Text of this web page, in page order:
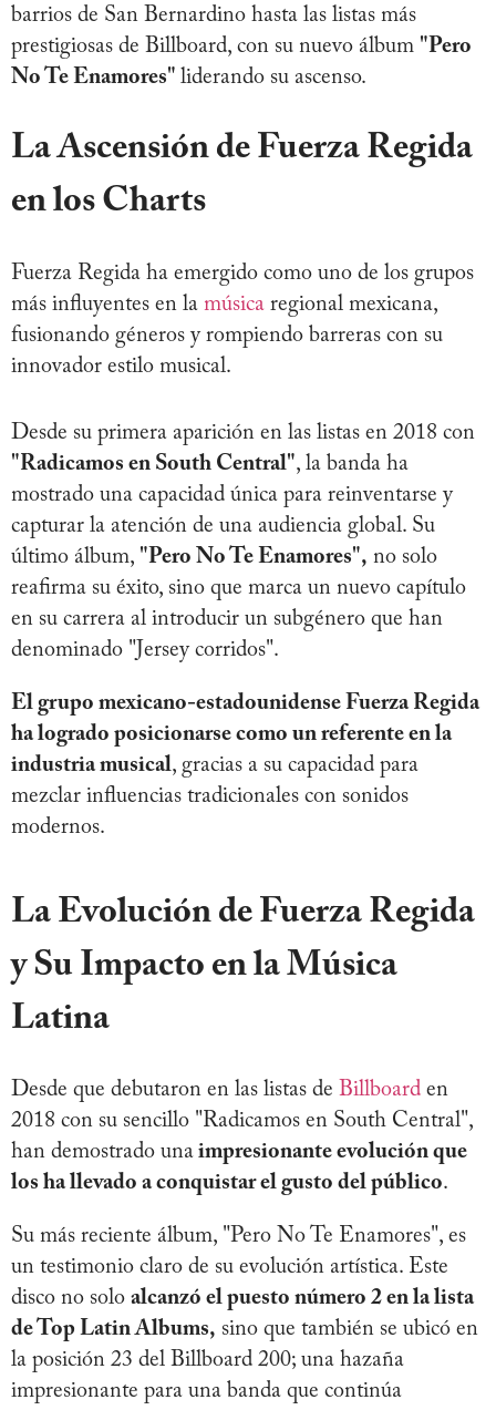
barrios de San Bernardino hasta las listas más
prestigiosas de Billboard, con su nuevo álbum "Pero
No Te Enamores" liderando su ascenso.
La Ascensión de Fuerza Regida
en los Charts
Fuerza Regida ha emergido como uno de los grupos
más influyentes en la música regional mexicana,
fusionando géneros y rompiendo barreras con su
innovador estilo musical.
Desde su primera aparición en las listas en 2018 con
"Radicamos en South Central", la banda ha
mostrado una capacidad única para reinventarse y
capturar la atención de una audiencia global. Su
último álbum, "Pero No Te Enamores", no solo
reafirma su éxito, sino que marca un nuevo capítulo
en su carrera al introducir un subgénero que han
denominado "Jersey corridos".
El grupo mexicano-estadounidense Fuerza Regida
ha logrado posicionarse como un referente en la
industria musical, gracias a su capacidad para
mezclar influencias tradicionales con sonidos
modernos.
La Evolución de Fuerza Regida
y Su Impacto en la Música
Latina
Desde que debutaron en las listas de Billboard en
2018 con su sencillo "Radicamos en South Central",
han demostrado una impresionante evolución que
los ha llevado a conquistar el gusto del público.
Su más reciente álbum, "Pero No Te Enamores", es
un testimonio claro de su evolución artística. Este
disco no solo alcanzó el puesto número 2 en la lista
de Top Latin Albums, sino que también se ubicó en
la posición 23 del Billboard 200; una hazaña
impresionante para una banda que continúa